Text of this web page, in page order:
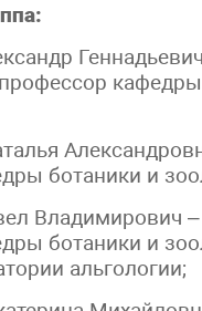
ботаники и
Владимирович –
ботаники и
альгологии;